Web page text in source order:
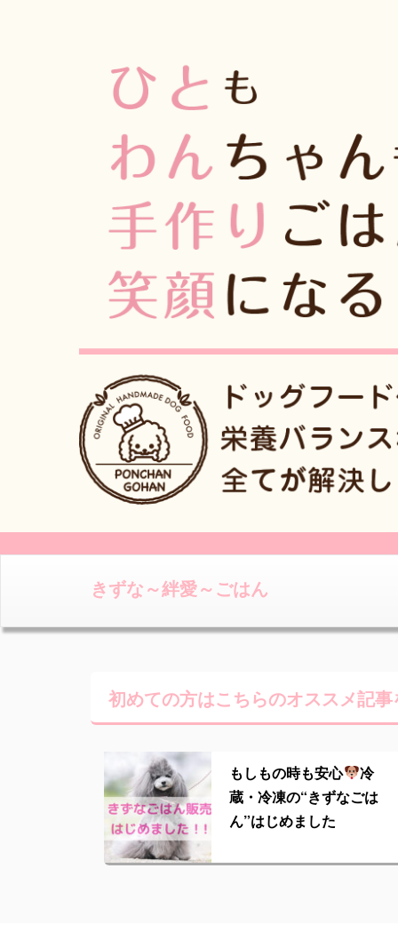
きずな～絆愛～ごはん
初めての方はこちらのオススメ記
もしもの時も安心
冷
蔵・冷凍の“きずなごは
ん”はじめました